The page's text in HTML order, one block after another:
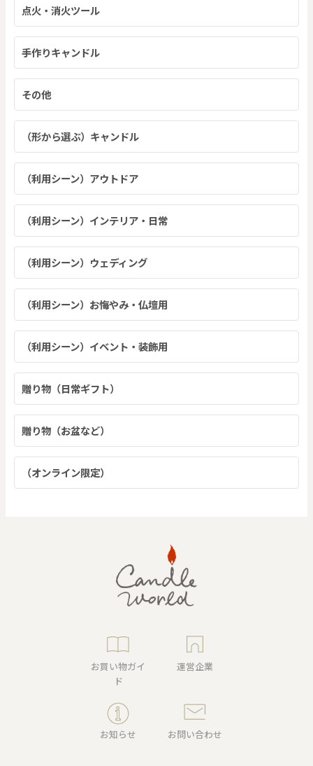
点火・消火ツール
手作りキャンドル
その他
（形から選ぶ）キャンドル
（利用シーン）アウトドア
（利用シーン）インテリア・日常
（利用シーン）ウェディング
（利用シーン）お悔やみ・仏壇用
（利用シーン）イベント・装飾用
贈り物（日常ギフト）
贈り物（お盆など）
（オンライン限定）
お買い物ガイ
ド
運営企業
お知らせ お問い合わせ